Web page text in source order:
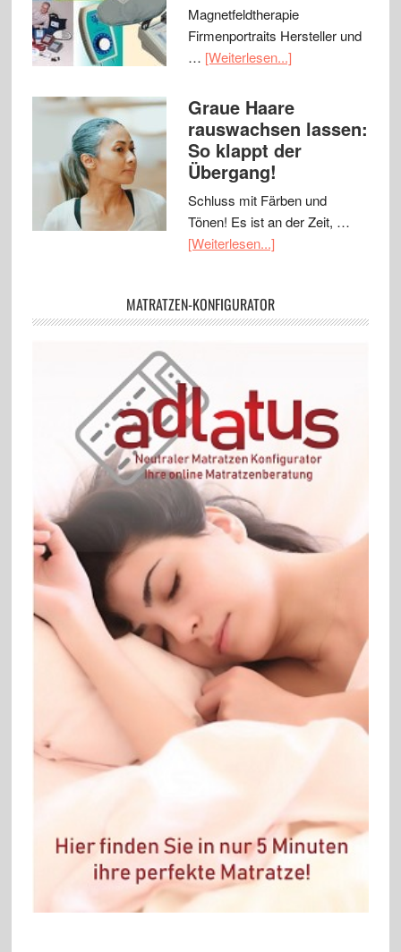
Magnetfeldtherapie
Firmenportraits Hersteller und
… [Weiterlesen...]
Graue Haare
rauswachsen lassen:
So klappt der
Übergang!
Schluss mit Färben und
Tönen! Es ist an der Zeit, …
[Weiterlesen...]
MATRATZEN-KONFIGURATOR